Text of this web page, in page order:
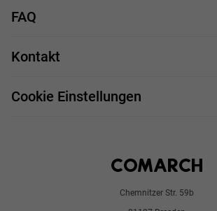
Chemnitzer Str. 59b
Stellenprofile
Bewerbungsprozess
FAQ
Kontakt
Impressum
Cookie Einstellungen